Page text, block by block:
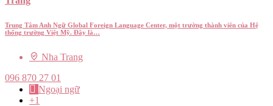
Trung Tâm Anh Ngữ Global Foreign Language Center, một trường thành viên của Hệ
thống trường Việt Mỹ. Đây là…
Nha Trang
096 870 27 01
Ngoại ngữ
+1